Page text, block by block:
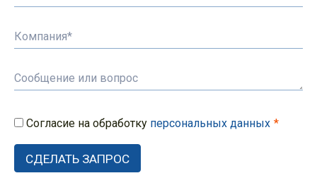
Согласие на обработку персональных данных